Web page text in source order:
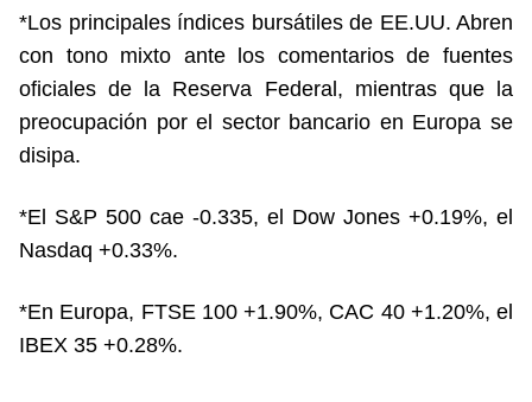
*Los principales índices bursátiles de EE.UU. Abren
con tono mixto ante los comentarios de fuentes
oficiales de la Reserva Federal, mientras que la
preocupación por el sector bancario en Europa se
disipa.
*El S&P 500 cae -0.335, el Dow Jones +0.19%, el
Nasdaq +0.33%.
*En Europa, FTSE 100 +1.90%, CAC 40 +1.20%, el
IBEX 35 +0.28%.